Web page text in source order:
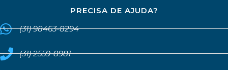
PRECISA DE AJUDA?
(31) 98463-8294
(31) 2559-8981